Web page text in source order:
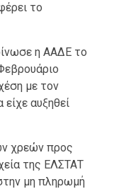
το
η ΑΑΔΕ το
με τον
είχε αυξηθεί
χρεών προς
της ΕΛΣΤΑΤ
μη πληρωμή